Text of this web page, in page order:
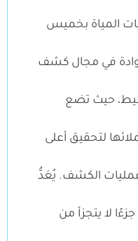
المياة بخميس
في مجال كشف
حيث تضع
لتحقيق أعلى
عمليات الكشف. يُعَدُّ
لا يتجزأ من